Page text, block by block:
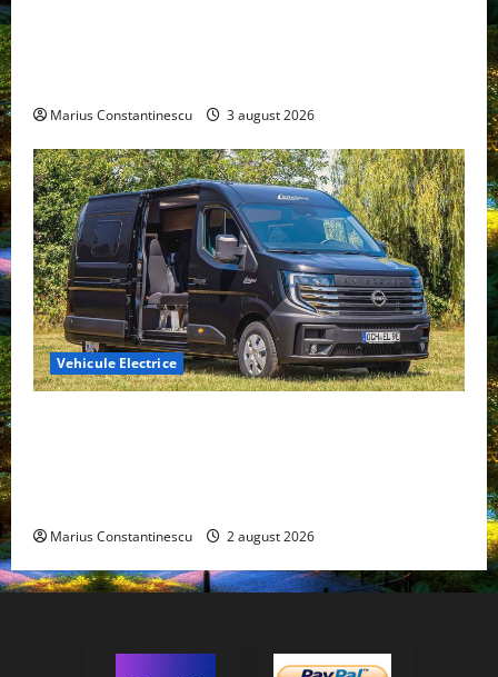
Marius Constantinescu 3 august 2026
Vehicule Electrice
Marius Constantinescu 2 august 2026